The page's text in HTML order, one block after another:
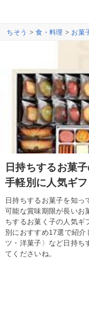
ちそう >食・料理 > お菓
日持ちするお菓
手軽別に人気ギフ
日持ちするお菓子を知っ
可能な賞味期限が長いお
ちするお菓く子の人気ギ
別におすすめ17選で紹
ツ・洋菓子〉など日持ち
てくださいね。